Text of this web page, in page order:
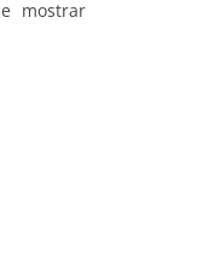
mostrar